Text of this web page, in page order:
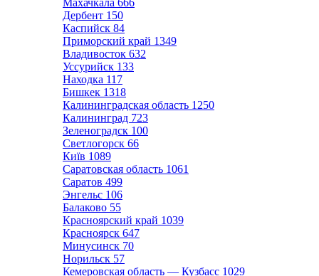
Махачкала 666
Дербент 150
Каспийск 84
Приморский край 1349
Владивосток 632
Уссурийск 133
Находка 117
Бишкек 1318
Калининградская область 1250
Калининград 723
Зеленоградск 100
Светлогорск 66
Київ 1089
Саратовская область 1061
Саратов 499
Энгельс 106
Балаково 55
Красноярский край 1039
Красноярск 647
Минусинск 70
Норильск 57
Кемеровская область — Кузбасс 1029